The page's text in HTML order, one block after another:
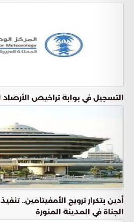
التسجيل في بوابة تراخيص الأرصاد
أدين بتكرار ترويج الأمفيتامين..
الجناة في المدينة المنورة